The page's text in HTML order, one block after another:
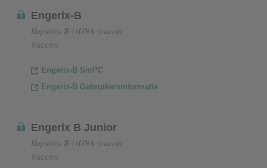
Engerix-B
Hepatitis B-(rDNA-)vaccin
Vaccins
Engerix-B SmPC
Engerix-B Gebruikersinformatie
Engerix B Junior
Hepatitis B-(rDNA-)vaccin
Vaccins